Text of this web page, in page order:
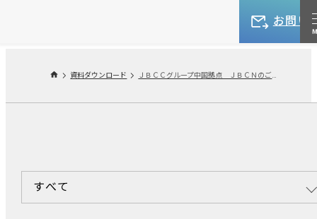
お問い
資料ダウンロード
すべて